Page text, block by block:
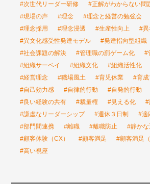
#次世代リーダー研修
#正解がわからない問
#現場の声
#理念 #理念と経営の勉強会
#理念採用
#理念浸透 #生産性向上
#異
#異文化感受性発達モデル
#発達指向型組織
#社会課題の解決
#管理職の罰ゲーム化
#
#組織サーベイ
#組織文化 #組織活性化
#経営理念
#職場風土 #育児休業
#育成
#自己効力感
#自律的行動 #自発的行動
#良い経験の共有
#裁量権 #見える化
#
#謙虚なリーダーシップ
#週休３日制
#適
#部門間連携
#離職 #離職防止
#静かな
#顧客体験（CX）
#顧客満足
#顧客満足（
#高い視座